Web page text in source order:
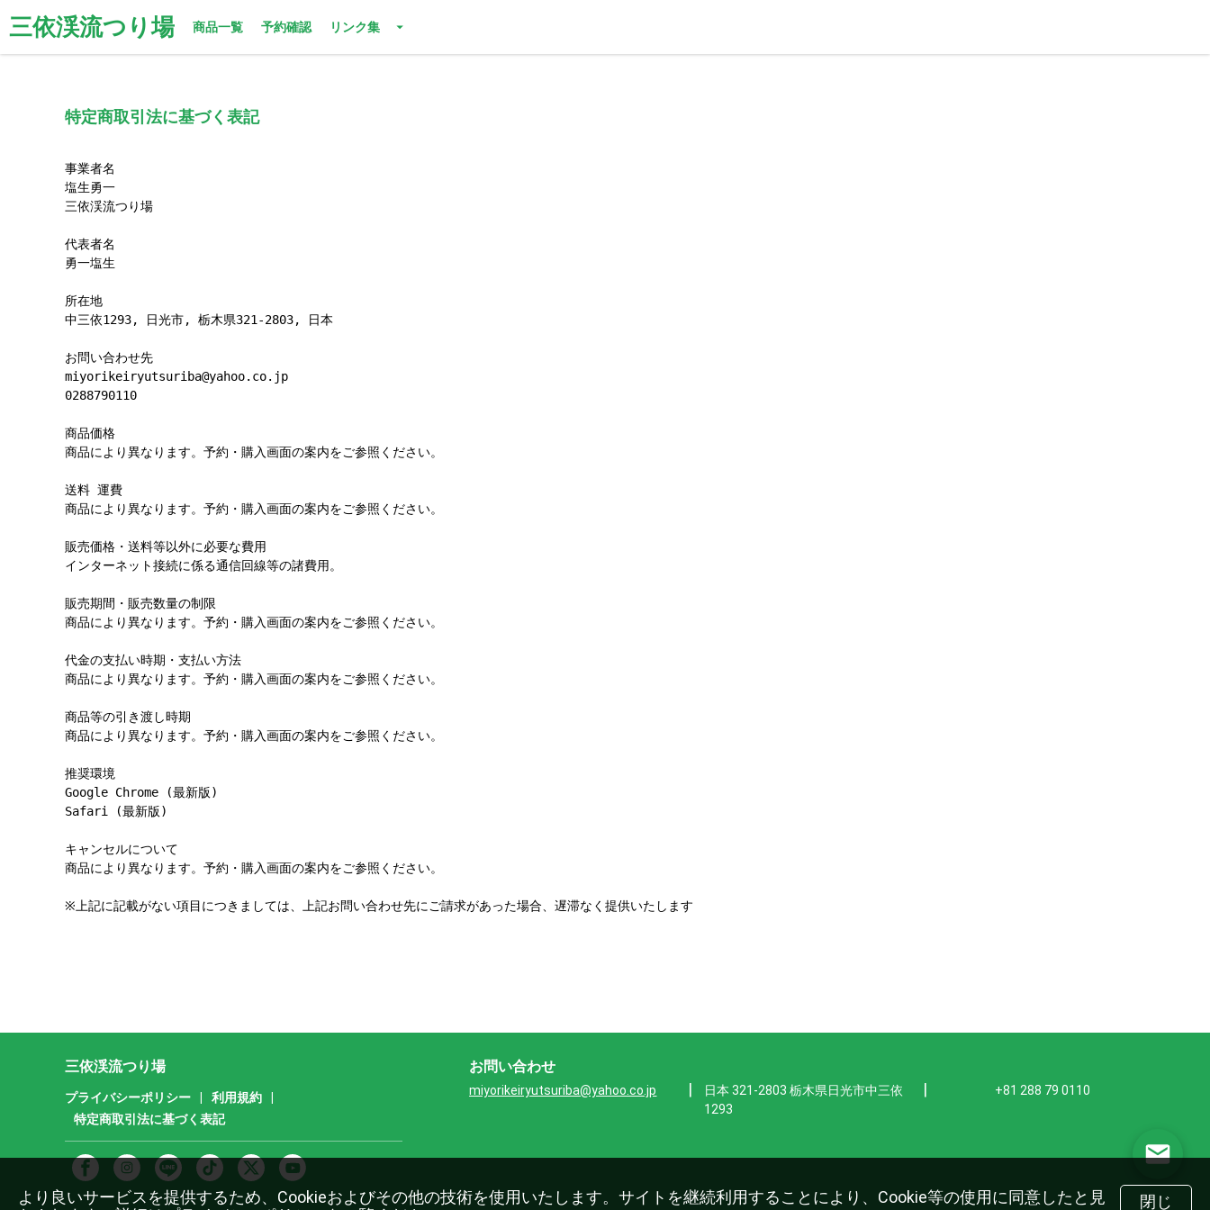
三依渓流つり場 商品一覧 予約確認 リンク集
特定商取引法に基づく表記
事業者名
塩生勇一
三依渓流つり場
代表者名
勇一塩生
所在地
中三依1293, 日光市, 栃木県321-2803, 日本
お問い合わせ先
miyorikeiryutsuriba@yahoo.co.jp
0288790110
商品価格
商品により異なります。予約・購入画面の案内をご参照ください。
送料 運費
商品により異なります。予約・購入画面の案内をご参照ください。
販売価格・送料等以外に必要な費用
インターネット接続に係る通信回線等の諸費用。
販売期間・販売数量の制限
商品により異なります。予約・購入画面の案内をご参照ください。
代金の支払い時期・支払い方法
商品により異なります。予約・購入画面の案内をご参照ください。
商品等の引き渡し時期
商品により異なります。予約・購入画面の案内をご参照ください。
推奨環境
Google Chrome (最新版)
Safari (最新版)
キャンセルについて
商品により異なります。予約・購入画面の案内をご参照ください。
※上記に記載がない項目につきましては、上記お問い合わせ先にご請求があった場合、遅滞なく提供いたします
三依渓流つり場
プライバシーポリシー 利用規約
特定商取引法に基づく表記
お問い合わせ
miyorikeiryutsuriba@yahoo.co.jp |
日本 321-2803 栃木県日光市中三依
1293
| +81 288 79 0110
より良いサービスを提供するため、Cookieおよびその他の技術を使用いたします。サイトを継続利用することにより、Cookie等の使用に同意したと見
閉じ